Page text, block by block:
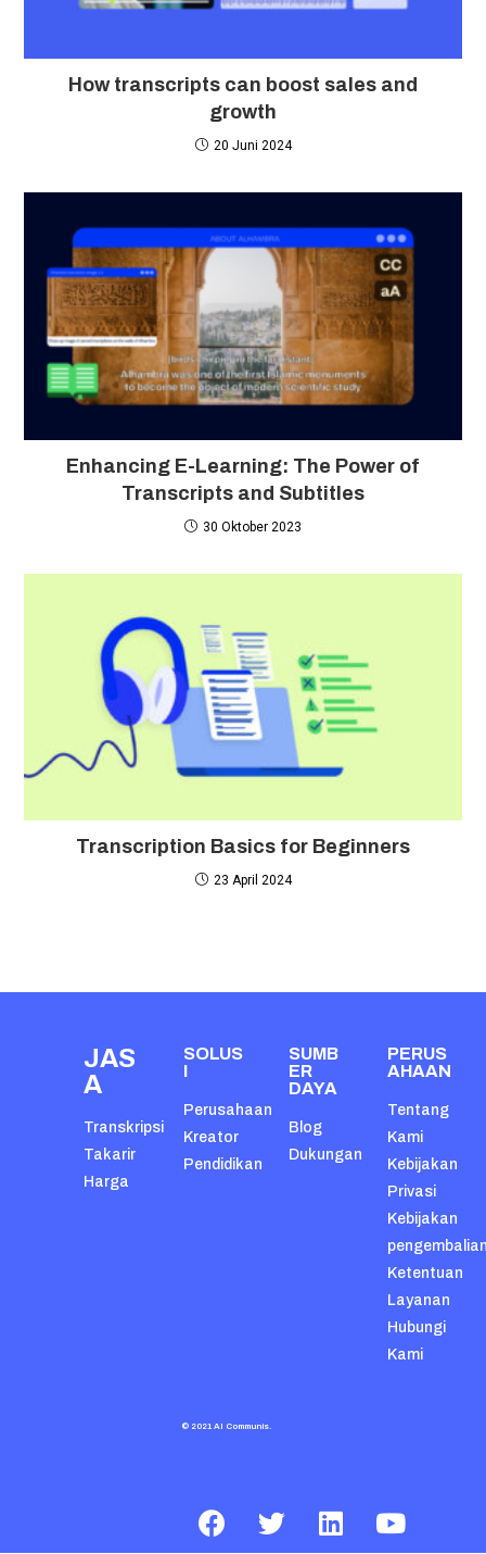
How transcripts can boost sales and
growth
20 Juni 2024
Enhancing E-Learning: The Power of
Transcripts and Subtitles
30 Oktober 2023
Transcription Basics for Beginners
23 April 2024
JAS
A
Transkripsi
Takarir
Harga
SOLUS
I
Perusahaan
Kreator
Pendidikan
SUMB
ER
DAYA
Blog
Dukungan
PERUS
AHAAN
Tentang
Kami
Kebijakan
Privasi
Kebijakan
Ketentuan
Layanan
Hubungi
Kami
© 2021 AI Communis.